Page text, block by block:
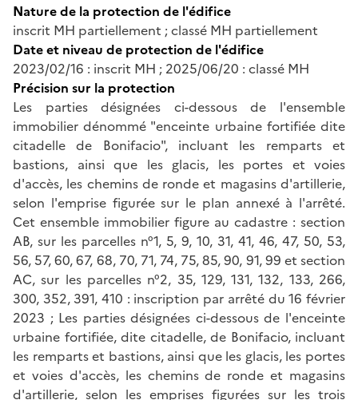
Nature de la protection de l'édifice
inscrit MH partiellement ; classé MH partiellement
Date et niveau de protection de l'édifice
2023/02/16 : inscrit MH ; 2025/06/20 : classé MH
Précision sur la protection
Les parties désignées ci-dessous de l'ensemble
immobilier dénommé "enceinte urbaine fortifiée dite
citadelle de Bonifacio", incluant les remparts et
bastions, ainsi que les glacis, les portes et voies
d'accès, les chemins de ronde et magasins d'artillerie,
selon l'emprise figurée sur le plan annexé à l'arrêté.
Cet ensemble immobilier figure au cadastre : section
AB, sur les parcelles n°1, 5, 9, 10, 31, 41, 46, 47, 50, 53,
56, 57, 60, 67, 68, 70, 71, 74, 75, 85, 90, 91, 99 et section
AC, sur les parcelles n°2, 35, 129, 131, 132, 133, 266,
300, 352, 391, 410 : inscription par arrêté du 16 février
2023 ; Les parties désignées ci-dessous de l'enceinte
urbaine fortifiée, dite citadelle, de Bonifacio, incluant
les remparts et bastions, ainsi que les glacis, les portes
et voies d'accès, les chemins de ronde et magasins
d'artillerie, selon les emprises figurées sur les trois